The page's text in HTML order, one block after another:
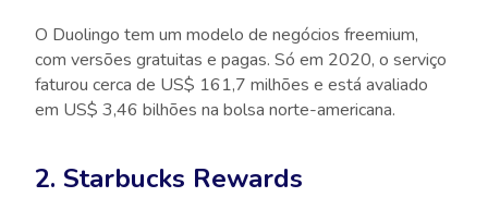
O Duolingo tem um modelo de negócios freemium,
com versões gratuitas e pagas. Só em 2020, o serviço
faturou cerca de US$ 161,7 milhões e está avaliado
em US$ 3,46 bilhões na bolsa norte-americana.
2. Starbucks Rewards